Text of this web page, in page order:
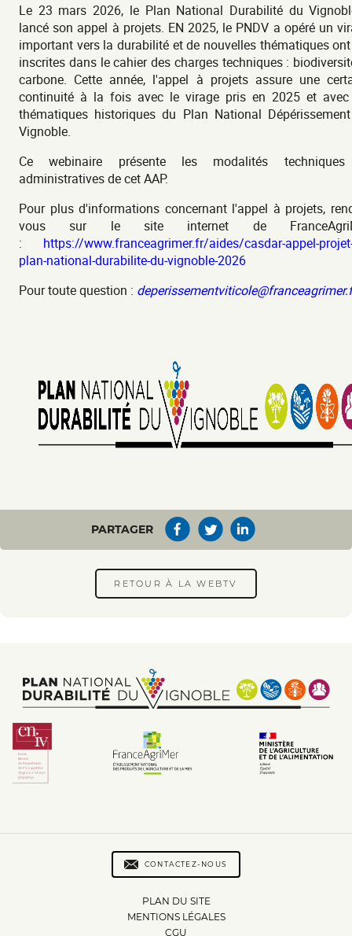
Le 23 mars 2026, le Plan National Durabilité du
lancé son appel à projets. EN 2025, le PNDV a opéré un
important vers la durabilité et de nouvelles thématiques
inscrites dans le cahier des charges techniques :
carbone. Cette année, l'appel à projets assure une
continuité à la fois avec le virage pris en 2025 et
thématiques historiques du Plan National
Vignoble.
Ce webinaire présente les modalités
administratives de cet AAP.
Pour plus d'informations concernant l'appel à projets,
vous sur le site internet de
: https://www.franceagrimer.fr/aides/casdar-appel-
plan-national-durabilite-du-vignoble-2026
Pour toute question :
PARTAGER
RETOUR À LA WEBTV
CONTACTEZ-NOUS
PLAN DU SITE
MENTIONS LÉGALES
CGU